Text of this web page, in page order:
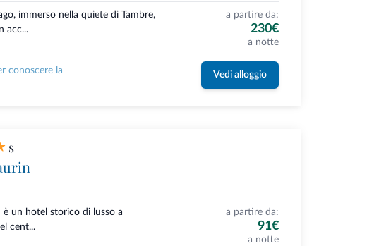
immerso nella quiete di Tambre,
acc...
a partire da:
230€
a notte
conoscere la
Vedi alloggio
s
è un hotel storico di lusso a
cent...
a partire da:
91€
a notte